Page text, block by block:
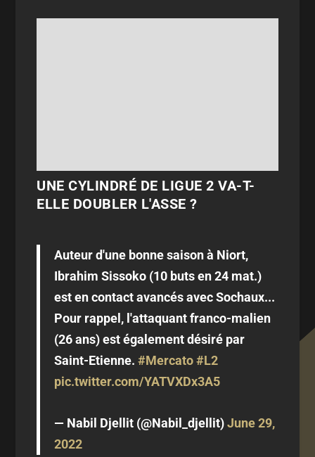
UNE CYLINDRÉ DE LIGUE 2 VA-T-
ELLE DOUBLER L'ASSE ?
Auteur d'une bonne saison à Niort,
Ibrahim Sissoko (10 buts en 24 mat.)
est en contact avancés avec Sochaux...
Pour rappel, l'attaquant franco-malien
(26 ans) est également désiré par
Saint-Etienne.#Mercato #L2
pic.twitter.com/YATVXDx3A5
— Nabil Djellit (@Nabil_djellit)June 29,
2022